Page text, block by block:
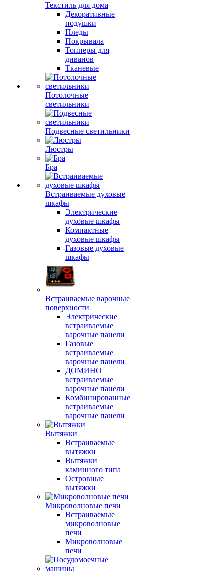
Текстиль для дома
Декоративные
подушки
Пледы
Покрывала
Топперы для
диванов
Тканевые
Потолочные
светильники
Подвесные светильники
Люстры
Бра
Встраиваемые духовые
шкафы
Электрические
духовые шкафы
Компактные
духовые шкафы
Газовые духовые
шкафы
Встраиваемые варочные
поверхности
Электрические
встраиваемые
варочные панели
Газовые
встраиваемые
варочные панели
ДОМИНО
встраиваемые
варочные панели
Комбинированные
встраиваемые
варочные панели
Вытяжки
Встраиваемые
вытяжки
Вытяжки
каминного типа
Островные
вытяжки
Микроволновые печи
Встраиваемые
микроволновые
печи
Микроволновые
печи